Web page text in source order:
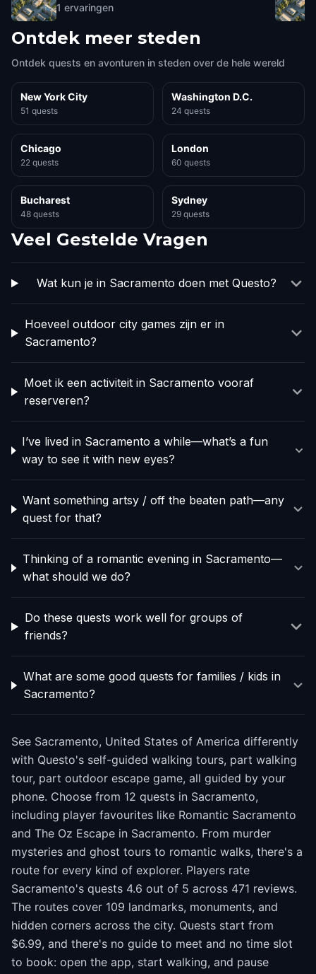
1 ervaringen
Ontdek meer steden
Ontdek quests en avonturen in steden over de hele wereld
New York City
51 quests
Washington D.C.
24 quests
Chicago
22 quests
London
60 quests
Bucharest
48 quests
Sydney
29 quests
Veel Gestelde Vragen
Wat kun je in Sacramento doen met Questo?
Hoeveel outdoor city games zijn er in
Sacramento?
Moet ik een activiteit in Sacramento vooraf
reserveren?
I’ve lived in Sacramento a while—what’s a fun
way to see it with new eyes?
Want something artsy / off the beaten path—any
quest for that?
Thinking of a romantic evening in Sacramento—
what should we do?
Do these quests work well for groups of
friends?
What are some good quests for families / kids in
Sacramento?
See Sacramento, United States of America differently
with Questo's self-guided walking tours, part walking
tour, part outdoor escape game, all guided by your
phone. Choose from 12 quests in Sacramento,
including player favourites like Romantic Sacramento
and The Oz Escape in Sacramento. From murder
mysteries and ghost tours to romantic walks, there's a
route for every kind of explorer. Players rate
Sacramento's quests 4.6 out of 5 across 471 reviews.
The routes cover 109 landmarks, monuments, and
hidden corners across the city. Quests start from
$6.99, and there's no guide to meet and no time slot
to book: open the app, start walking, and pause